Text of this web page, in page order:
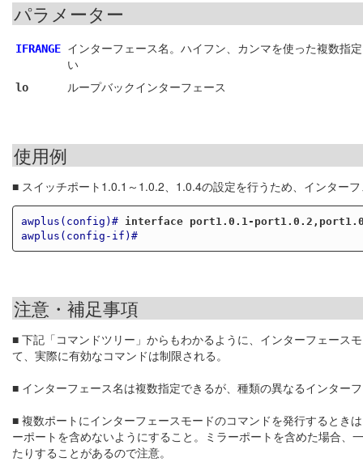
パラメーター
IFRANGE インターフェース名。ハイフン、カンマを使った複数指
い
lo ループバックインターフェース
使用例
■ スイッチポート1.0.1～1.0.2、1.0.4の設定を行うため、インター
awplus(config)#
interface port1.0.1-
awplus(config-if)#
注意・補足事項
■ 下記「コマンドツリー」からもわかるように、インターフェース
て、実際に有効なコマンドは制限される。
■ インターフェース名は複数指定できるが、種類の異なるインター
■ 複数ポートにインターフェースモードのコマンドを発行するとき
ーポートを含めないようにすること。ミラーポートを含めた場合
たりすることがあるので注意。